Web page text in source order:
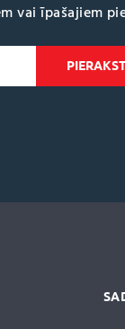
vai īpašajiem